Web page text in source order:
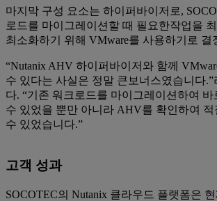
마지막 구성 요소는 하이퍼바이저로,
로드를 마이그레이션할 때 필요한작업을
최소화하기 위해 VMware를 사용하기로 결
“Nutanix AHV 하이퍼바이저와 함께
수 있다는 사실은 정말 큰보너스였습니다.”
다. “기존 워크로드를 마이그레이션하여
수 있었을 뿐만 아니라 AHV를 확인하여
수 있었습니다.”
고객 성과
SOCOTEC의 Nutanix 클라우드 플랫폼은